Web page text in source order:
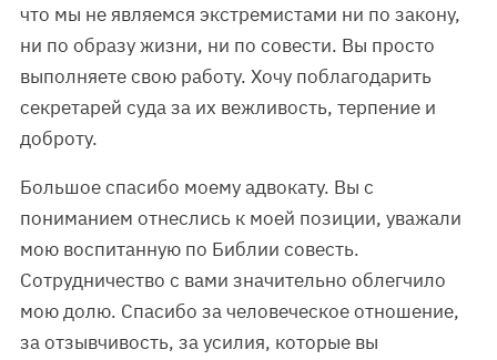
что мы не являемся экстремистами ни по закону,
ни по образу жизни, ни по совести. Вы просто
выполняете свою работу. Хочу поблагодарить
секретарей суда за их вежливость, терпение и
доброту.
Большое спасибо моему адвокату. Вы с
пониманием отнеслись к моей позиции, уважали
мою воспитанную по Библии совесть.
Сотрудничество с вами значительно облегчило
мою долю. Спасибо за человеческое отношение,
за отзывчивость, за усилия, которые вы